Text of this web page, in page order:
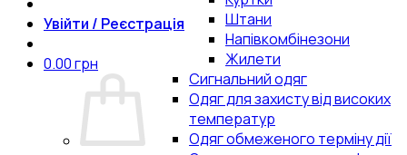
Увійти / Реєстрація
0.00грн
Штани
Напівкомбінезони
Жилети
Сигнальний одяг
Одяг для захисту від високих
температур
Одяг обмеженого терміну дії